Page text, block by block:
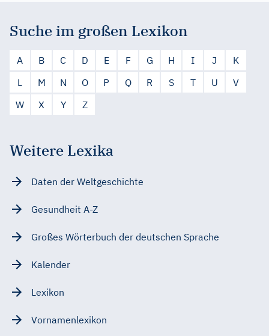
Suche im großen Lexikon
A B C D E F G H I J
K
L
M N O P Q R S T U
V
W
X Y Z
Weitere Lexika
Daten der Weltgeschichte
Gesundheit A-Z
Großes Wörterbuch der deutschen Sprache
Kalender
Lexikon
Vornamenlexikon